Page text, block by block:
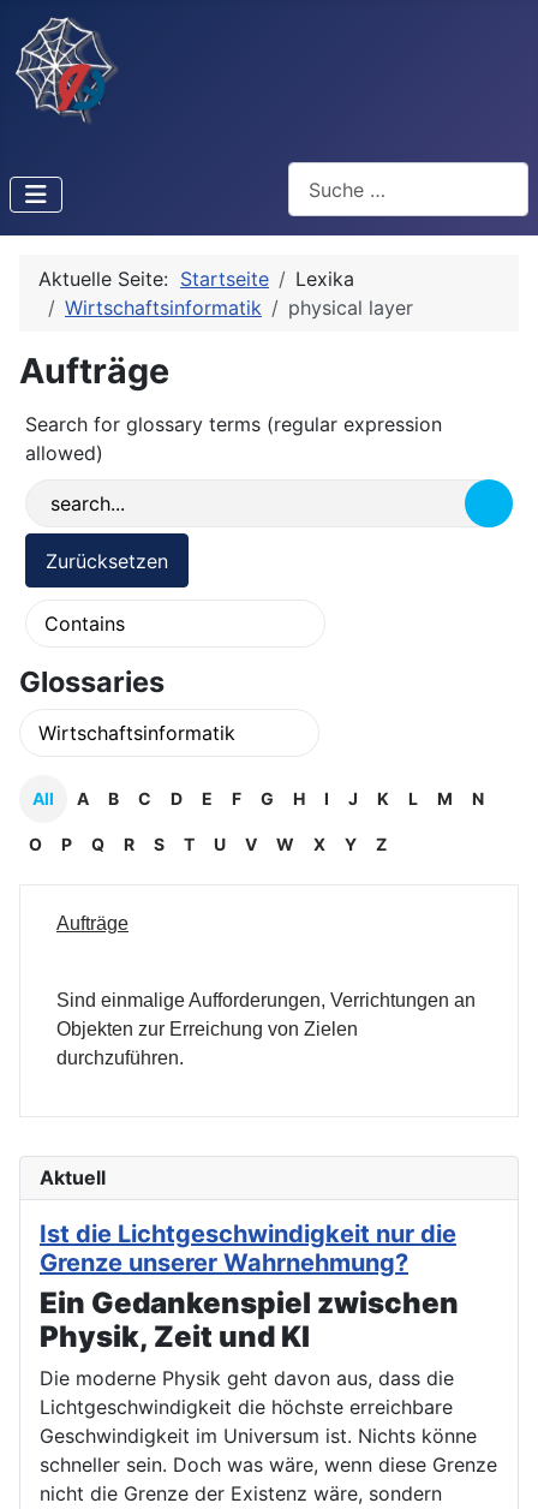
Aktuelle Seite: Startseite
Lexika
Wirtschaftsinformatik
physical layer
Aufträge
Search for glossary terms (regular expression
allowed)
Glossaries
All A B C D E F G H I J K L M N
O P Q R S T U V W X Y Z
Aufträge
Sind einmalige Aufforderungen, Verrichtungen an
Objekten zur Erreichung von Zielen
durchzuführen.
Aktuell
Ist die Lichtgeschwindigkeit nur die
Grenze unserer Wahrnehmung?
Ein Gedankenspiel zwischen
Physik, Zeit und KI
Die moderne Physik geht davon aus, dass die
Lichtgeschwindigkeit die höchste erreichbare
Geschwindigkeit im Universum ist. Nichts könne
schneller sein. Doch was wäre, wenn diese Grenze
nicht die Grenze der Existenz wäre, sondern